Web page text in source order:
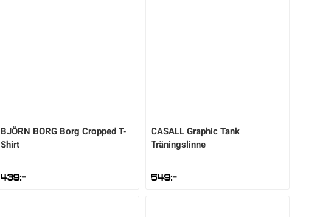
BJÖRN BORG Borg Cropped T-
Shirt
439:-
CASALLGraphic Tank
Träningslinne
549:-